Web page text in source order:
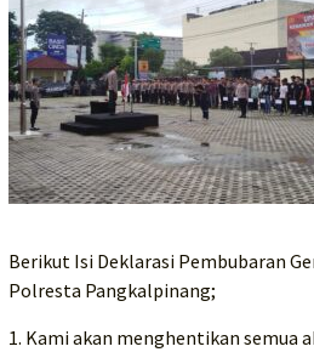
Berikut Isi Deklarasi Pembubaran
Polresta Pangkalpinang;
1. Kami akan menghentikan semua